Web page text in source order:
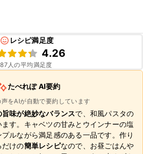
レシピ満足度
4.26
87 人の平均満足度
たべれぽ AI要約
をAIが自動で要約しています
味が絶妙なバランスで、和風パスタの
す。キャベツの甘みとウインナーの塩
ルながら満足感のある一品です。作り
けの簡単レシピなので、お昼ごはんや